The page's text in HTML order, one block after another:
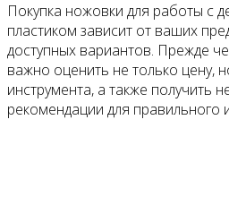
Покупка ножовки для работы с
пластиком зависит от ваших
доступных вариантов. Прежде
важно оценить не только цену,
инструмента, а также получить
рекомендации для правильного